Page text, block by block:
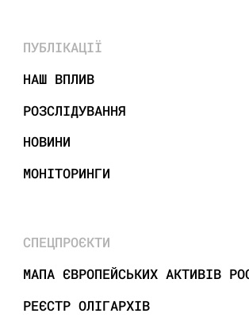
ПУБЛІКАЦІЇ
НАШ ВПЛИВ
РОЗСЛІДУВАННЯ
НОВИНИ
МОНІТОРИНГИ
СПЕЦПРОЄКТИ
МАПА ЄВРОПЕЙСЬКИХ АКТИВІВ
РЕЄСТР ОЛІГАРХІВ